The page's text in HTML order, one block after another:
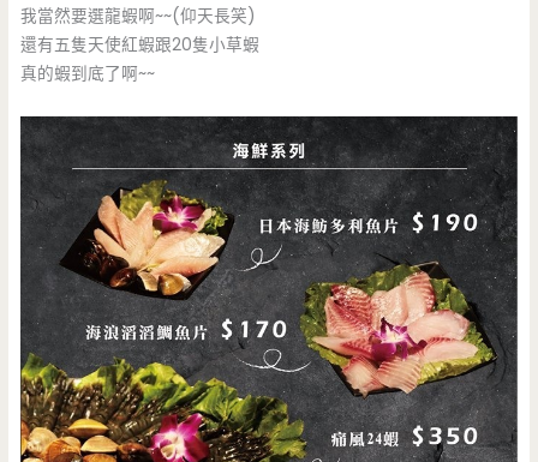
我當然要選龍蝦啊~~(仰天長笑)
還有五隻天使紅蝦跟20隻小草蝦
真的蝦到底了啊~~